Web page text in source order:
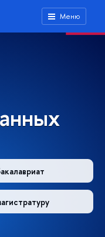
Меню